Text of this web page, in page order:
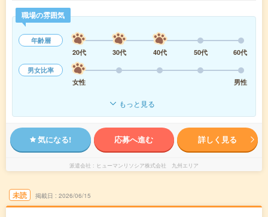
職場の雰囲気
年齢層
20代
30代 40代 50代
60代
男女比率
女性
男性
もっと見る
気になる! 応募へ進む 詳しく見る
派遣会社 ヒューマンリソシア株式会社 九州エリア
未読 掲載日 2026/06/15